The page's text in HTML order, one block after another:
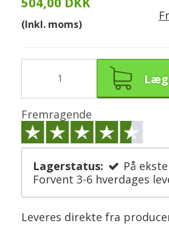
(Inkl. moms)
Fremragende
Lagerstatus:
På
Forvent 3-6 hverdages
Leveres direkte fra